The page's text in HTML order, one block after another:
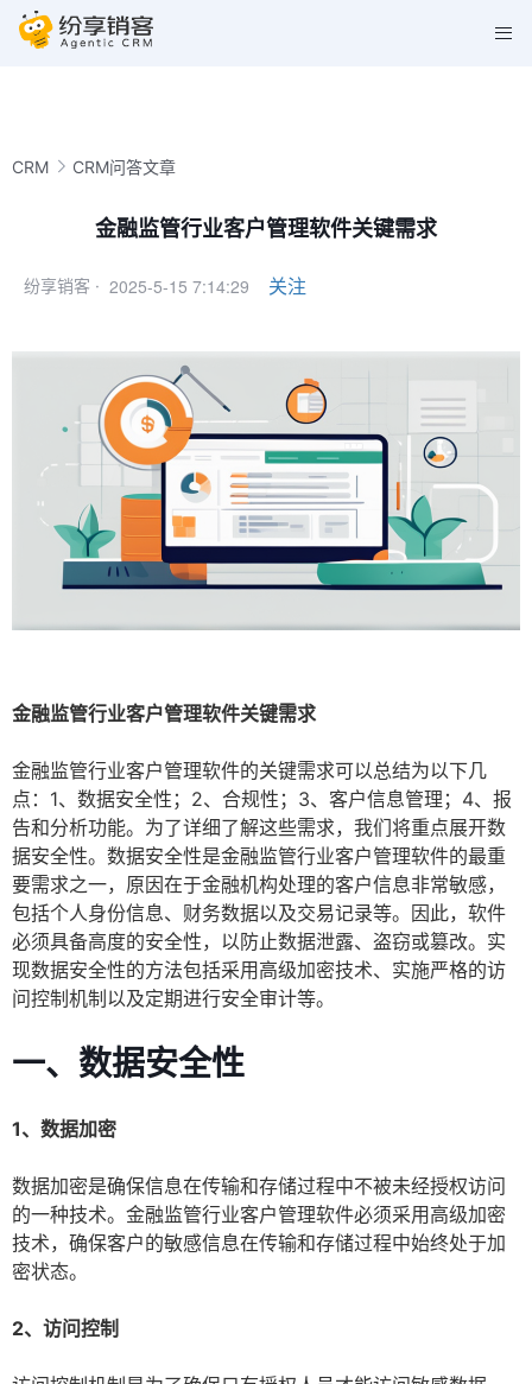
CRM CRM问答文章
金融监管行业客户管理软件关键需求
纷享销客 · 2025-5-15 7:14:29 关注
金融监管行业客户管理软件关键需求
金融监管行业客户管理软件的关键需求可以总结为以下几
点：1、数据安全性；2、合规性；3、客户信息管理；4、报
告和分析功能。为了详细了解这些需求，我们将重点展开数
据安全性。数据安全性是金融监管行业客户管理软件的最重
要需求之一，原因在于金融机构处理的客户信息非常敏感，
包括个人身份信息、财务数据以及交易记录等。因此，软件
必须具备高度的安全性，以防止数据泄露、盗窃或篡改。实
现数据安全性的方法包括采用高级加密技术、实施严格的访
问控制机制以及定期进行安全审计等。
一、数据安全性
1、数据加密
数据加密是确保信息在传输和存储过程中不被未经授权访问
的一种技术。金融监管行业客户管理软件必须采用高级加密
技术，确保客户的敏感信息在传输和存储过程中始终处于加
密状态。
2、访问控制